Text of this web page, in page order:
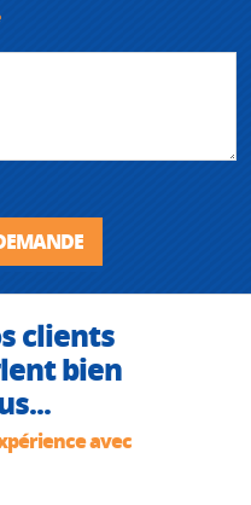
clients
bien
avec